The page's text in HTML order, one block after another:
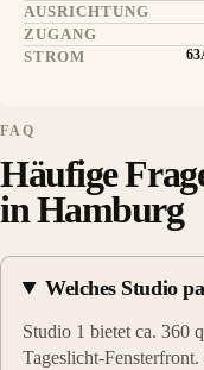
AUSRICHTUNG
ZUGANG
STROM
FAQ
Häufige
in Hamburg
Welches Studio
Studio 1 bietet ca. 360
Tageslicht-